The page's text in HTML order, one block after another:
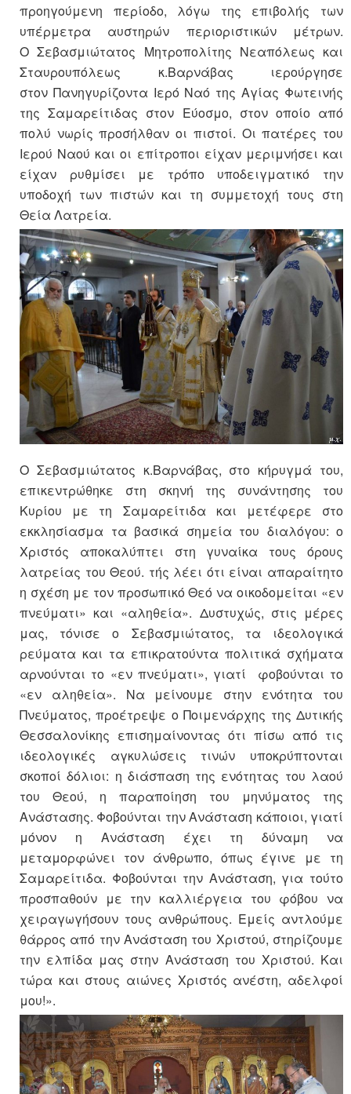
προηγούμενη περίοδο, λόγω της επιβολής των
υπέρμετρα αυστηρών περιοριστικών μέτρων.
Ο Σεβασμιώτατος Μητροπολίτης Νεαπόλεως και
Σταυρουπόλεως κ.Βαρνάβας ιερούργησε
στον Πανηγυρίζοντα Ιερό Ναό της Αγίας Φωτεινής
της Σαμαρείτιδας στον Εύοσμο, στον οποίο από
πολύ νωρίς προσήλθαν οι πιστοί. Οι πατέρες του
Ιερού Ναού και οι επίτροποι είχαν μεριμνήσει και
είχαν ρυθμίσει με τρόπο υποδειγματικό την
υποδοχή των πιστών και τη συμμετοχή τους στη
Θεία Λατρεία.
Ο Σεβασμιώτατος κ.Βαρνάβας, στο κήρυγμά του,
επικεντρώθηκε στη σκηνή της συνάντησης του
Κυρίου με τη Σαμαρείτιδα και μετέφερε στο
εκκλησίασμα τα βασικά σημεία του διαλόγου: ο
Χριστός αποκαλύπτει στη γυναίκα τους όρους
λατρείας του Θεού. τής λέει ότι είναι απαραίτητο
η σχέση με τον προσωπικό Θεό να οικοδομείται «εν
πνεύματι» και «αληθεία». Δυστυχώς, στις μέρες
μας, τόνισε ο Σεβασμιώτατος, τα ιδεολογικά
ρεύματα και τα επικρατούντα πολιτικά σχήματα
αρνούνται το «εν πνεύματι», γιατί φοβούνται το
«εν αληθεία». Να μείνουμε στην ενότητα του
Πνεύματος, προέτρεψε ο Ποιμενάρχης της Δυτικής
Θεσσαλονίκης επισημαίνοντας ότι πίσω από τις
ιδεολογικές αγκυλώσεις τινών υποκρύπτονται
σκοποί δόλιοι: η διάσπαση της ενότητας του λαού
του Θεού, η παραποίηση του μηνύματος της
Ανάστασης. Φοβούνται την Ανάσταση κάποιοι, γιατί
μόνον η Ανάσταση έχει τη δύναμη να
μεταμορφώνει τον άνθρωπο, όπως έγινε με τη
Σαμαρείτιδα. Φοβούνται την Ανάσταση, για τούτο
προσπαθούν με την καλλιέργεια του φόβου να
χειραγωγήσουν τους ανθρώπους. Εμείς αντλούμε
θάρρος από την Ανάσταση του Χριστού, στηρίζουμε
την ελπίδα μας στην Ανάσταση του Χριστού. Και
τώρα και στους αιώνες Χριστός ανέστη, αδελφοί
μου!».